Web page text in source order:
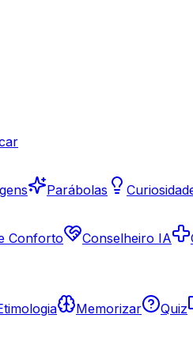
Parábolas
Conforto Conselheiro IA
Memorizar Quiz